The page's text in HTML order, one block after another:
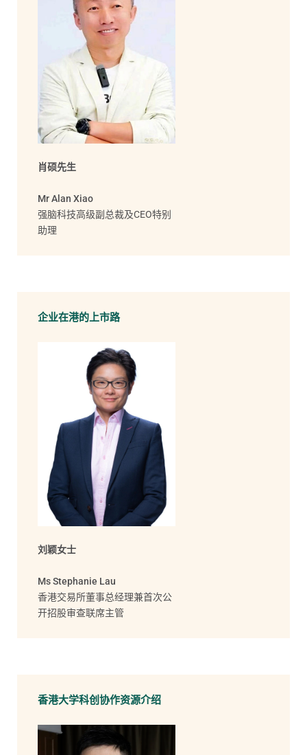
肖硕先生
Mr Alan Xiao
强脑科技高级副总裁及CEO特别
助理
企业在港的上市路
刘颖女士
Ms Stephanie Lau
香港交易所董事总经理兼首次公
开招股审查联席主管
香港大学科创协作资源介绍